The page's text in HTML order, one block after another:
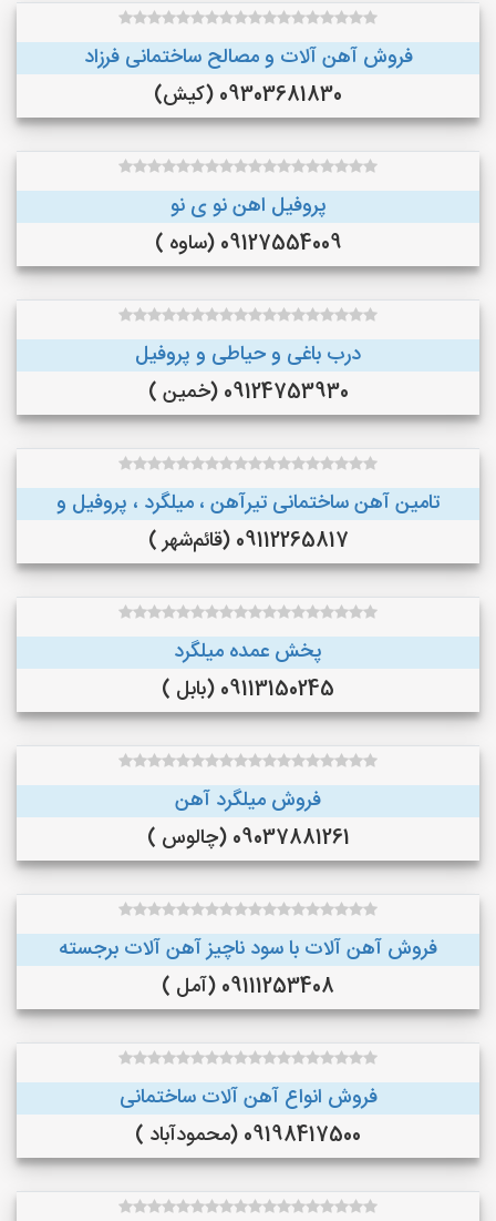
فروش آهن آلات و مصالح ساختمانی فرزاد
09303681830 (کیش)
پروفیل اهن نو ی نو
09127554009 (ساوه )
درب باغی و حیاطی و پروفیل
09124753930 (خمین )
تامین آهن ساختمانی تیرآهن ، میلگرد ، پروفیل و
09112265817 (قائم‌شهر )
پخش عمده میلگرد
09113150245 (بابل )
فروش میلگرد آهن
09037881261 (چالوس )
فروش آهن آلات با سود ناچیز آهن آلات برجسته
09111253408 (آمل )
فروش انواع آهن آلات ساختمانی
09198417500 (محمودآباد )